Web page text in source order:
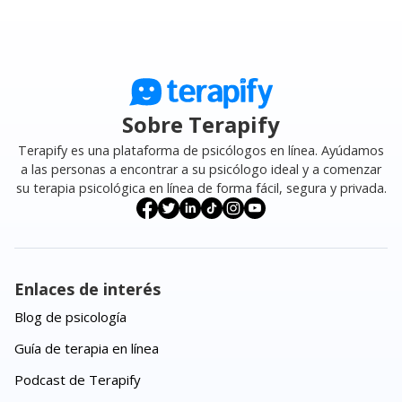
nueva sesión con otro profesional sin costo adicional,
hasta encontrar a la persona adecuada para ti.
La terapia, como muchas cosas en la vida, se entiende
mejor viviéndola.
Sobre Terapify
Terapify es una plataforma de psicólogos en línea. Ayúdamos
a las personas a encontrar a su psicólogo ideal y a comenzar
su terapia psicológica en línea de forma fácil, segura y privada.
Enlaces de interés
Blog de psicología
Guía de terapia en línea
Podcast de Terapify